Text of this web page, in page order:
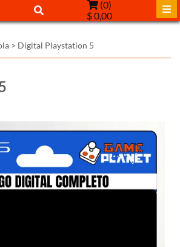
(0)
$ 0,00
> Digital Playstation 5